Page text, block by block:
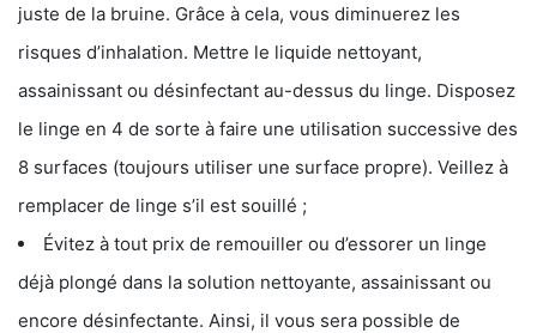
juste de la bruine. Grâce à cela, vous diminuerez les
risques d’inhalation. Mettre le liquide nettoyant,
assainissant ou désinfectant au-dessus du linge. Disposez
le linge en 4 de sorte à faire une utilisation successive des
8 surfaces (toujours utiliser une surface propre). Veillez à
remplacer de linge s’il est souillé ;
Évitez à tout prix de remouiller ou d’essorer un linge
déjà plongé dans la solution nettoyante, assainissant ou
encore désinfectante. Ainsi, il vous sera possible de